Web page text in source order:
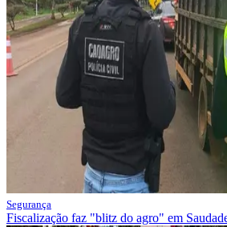
Segurança
Fiscalização faz "blitz do agro" em